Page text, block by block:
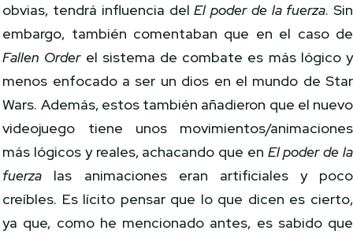
obvias, tendrá influencia delEl poder de la fuerza. Sin
embargo, también comentaban que en el caso de
Fallen Orderel sistema de combate es más lógico y
menos enfocado a ser un dios en el mundo de Star
Wars. Además, estos también añadieron que el nuevo
videojuego tiene unos movimientos/animaciones
más lógicos y reales, achacando que en El poder de la
fuerza las animaciones eran artificiales y poco
creíbles. Es lícito pensar que lo que dicen es cierto,
ya que, como he mencionado antes, es sabido que